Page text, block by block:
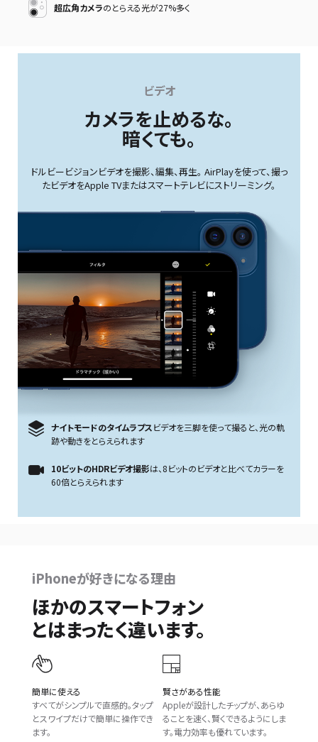
超広角カメラのとらえる光が27%多く
ビデオ
カメラを止めるな。
暗くても。
ドルビービジョンビデオを撮影、編集、再生。 AirPlayを使って、撮っ
たビデオをApple TVまたはスマートテレビにストリーミング。
ナイトモードのタイムラプスビデオを三脚を使って撮ると、光の軌
跡や動きをとらえられます
10ビットのHDRビデオ撮影は、8ビットのビデオと比べてカラーを
60倍とらえられます
iPhoneが好きになる理由
ほかのスマートフォン
とはまったく違います。
簡単に使える
すべてがシンプルで直感的。タップ
とスワイプだけで簡単に操作でき
ます。
賢さがある性能
Appleが設計したチップが、あらゆ
ることを速く、賢くできるようにしま
す。電力効率も優れています。